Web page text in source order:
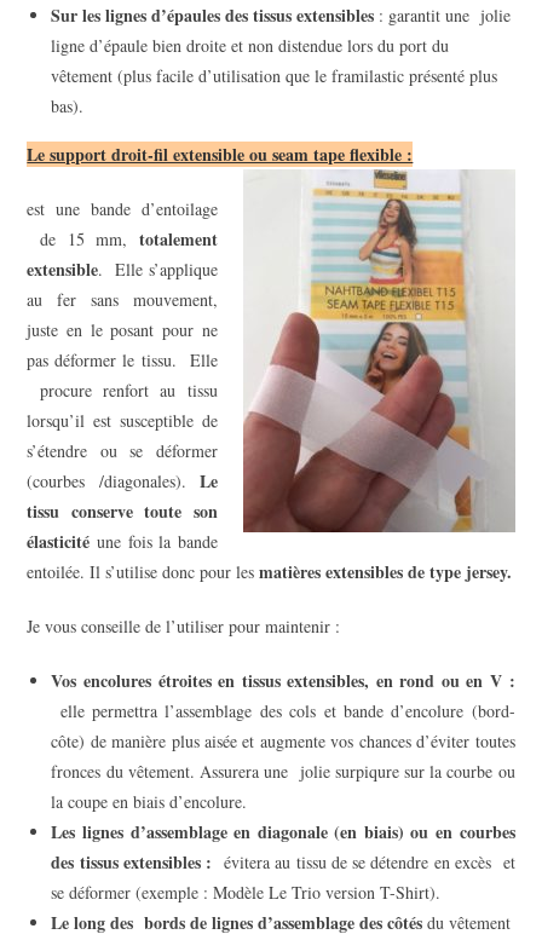
Sur les lignes d’épaules des tissus extensibles : garantit une jolie
ligne d’épaule bien droite et non distendue lors du port du
vêtement (plus facile d’utilisation que le framilastic présenté plus
bas).
Le support droit-fil extensible ou seam tape flexible :
est une bande d’entoilage
de 15 mm, totalement
extensible. Elle s’applique
au fer sans mouvement,
juste en le posant pour ne
pas déformer le tissu. Elle
procure renfort au tissu
lorsqu’il est susceptible de
s’étendre ou se déformer
(courbes /diagonales). Le
tissu conserve toute son
élasticité une fois la bande
entoilée. Il s’utilise donc pour lesmatières extensibles de type jersey.
Je vous conseille de l’utiliser pour maintenir :
Vos encolures étroites en tissus extensibles, en rond ou en V :
elle permettra l’assemblage des cols et bande d’encolure (bord-
côte) de manière plus aisée et augmente vos chances d’éviter toutes
fronces du vêtement. Assurera une jolie surpiqure sur la courbe ou
la coupe en biais d’encolure.
Les lignes d’assemblage en diagonale (en biais) ou en courbes
des tissus extensibles : évitera au tissu de se détendre en excès et
se déformer (exemple : Modèle Le Trio version T-Shirt).
Le long des bords de lignes d’assemblage des côtés du vêtement